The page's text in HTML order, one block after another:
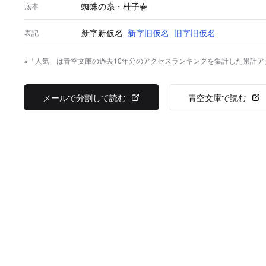
底本 蜘蛛の糸・杜子春
表記 新字新仮名 新字旧仮名 旧字旧仮名
※「人気」は青空文庫の過去10年分のアクセスランキングを集計した累計ア
メールで分割して読む 青空文庫で読む